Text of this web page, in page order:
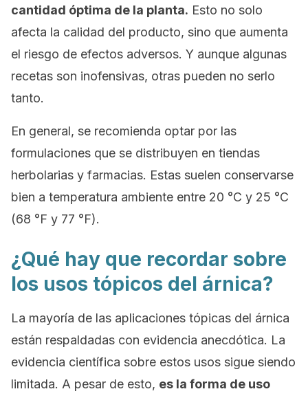
cantidad óptima de la planta. Esto no solo
afecta la calidad del producto, sino que aumenta
el riesgo de efectos adversos. Y aunque algunas
recetas son inofensivas, otras pueden no serlo
tanto.
En general, se recomienda optar por las
formulaciones que se distribuyen en tiendas
herbolarias y farmacias. Estas suelen conservarse
bien a temperatura ambiente entre 20 °C y 25 °C
(68 °F y 77 °F).
¿Qué hay que recordar sobre
los usos tópicos del árnica?
La mayoría de las aplicaciones tópicas del árnica
están respaldadas con evidencia anecdótica. La
evidencia científica sobre estos usos sigue siendo
limitada. A pesar de esto, es la forma de uso